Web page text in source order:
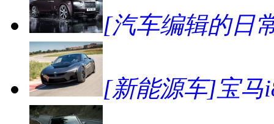
[汽车编辑的日
[新能源车]宝马